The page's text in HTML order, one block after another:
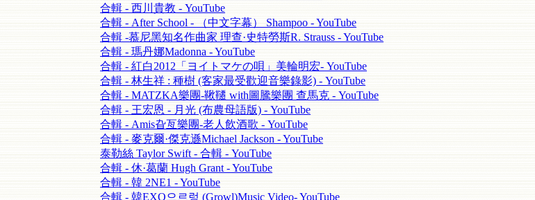
合輯 - 西川貴教 - YouTube
合輯 - After School - （中文字幕） Shampoo - YouTube
合輯 -慕尼黑知名作曲家 理查·史特勞斯R. Strauss - YouTube
合輯 - 瑪丹娜Madonna - YouTube
合輯 - 紅白2012「ヨイトマケの唄」美輪明宏- YouTube
合輯 - 林生祥 : 種樹 (客家最受歡迎音樂錄影) - YouTube
合輯 - MATZKA樂團-鞦韆 with圖騰樂團 查馬克 - YouTube
合輯 - 王宏恩 - 月光 (布農母語版) - YouTube
合輯 - Amis旮亙樂團-老人飲酒歌 - YouTube
合輯 - 麥克爾·傑克遜Michael Jackson - YouTube
泰勒絲 Taylor Swift - 合輯 - YouTube
合輯 - 休·葛蘭 Hugh Grant - YouTube
合輯 - 韓 2NE1 - YouTube
合輯 - 韓EXO으르렁 (Growl)Music Video- YouTube